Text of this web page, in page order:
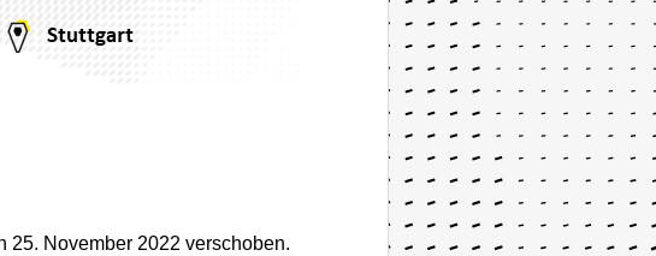
25. November 2022 verschoben.